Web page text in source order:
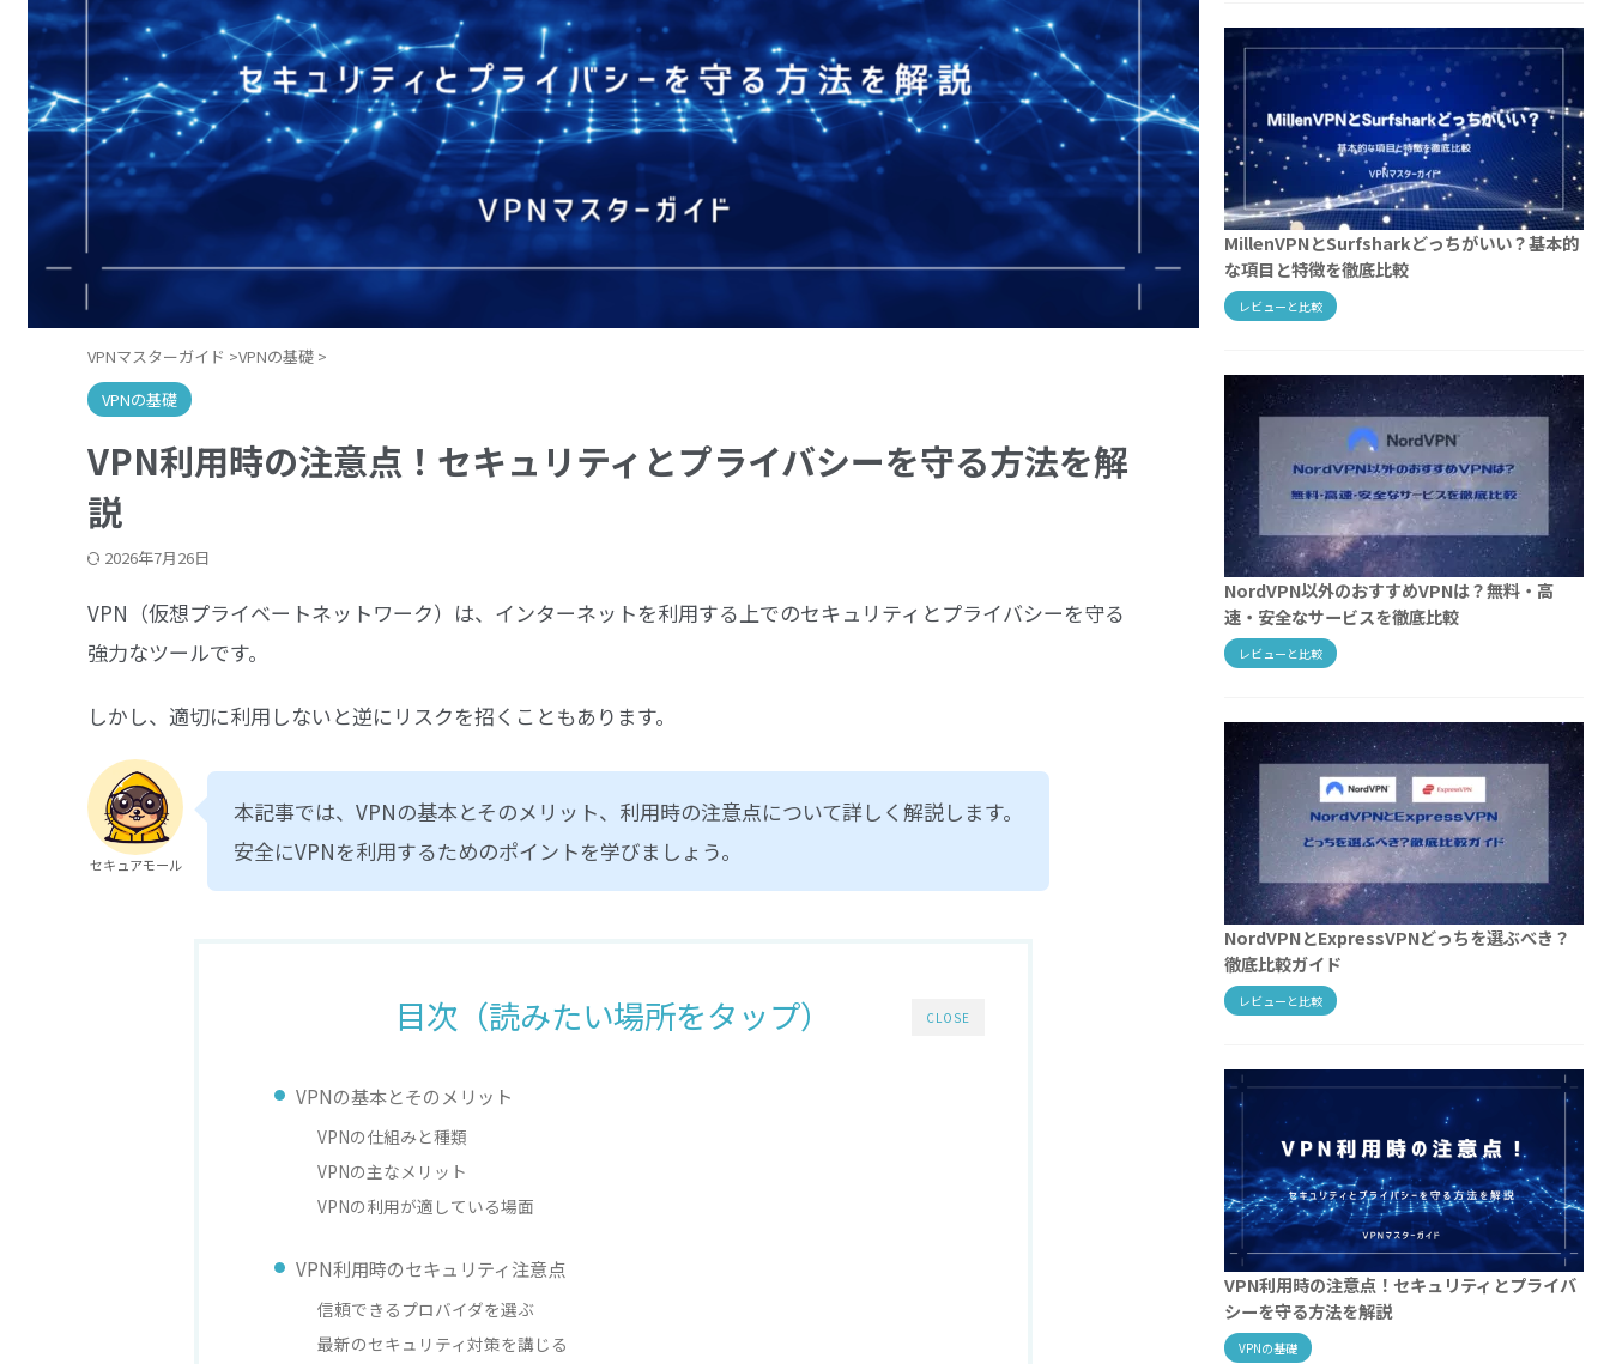
VPNマスターガイド >VPNの基礎 >
VPNの基礎
VPN利用時の注意点！セキュリティとプライバシーを守る方法を解
説
2026年7月26日
VPN（仮想プライベートネットワーク）は、インターネットを利用する上でのセキュリティとプライバシーを守る
強力なツールです。
しかし、適切に利用しないと逆にリスクを招くこともあります。
セキュアモール
本記事では、VPNの基本とそのメリット、利用時の注意点について詳しく解説します。
安全にVPNを利用するためのポイントを学びましょう。
CLOSE
目次（読みたい場所をタップ）
VPNの基本とそのメリット
VPNの仕組みと種類
VPNの主なメリット
VPNの利用が適している場面
VPN利用時のセキュリティ注意点
信頼できるプロバイダを選ぶ
最新のセキュリティ対策を講じる
MillenVPNとSurfsharkどっちがいい？基本的
な項目と特徴を徹底比較
レビューと比較
NordVPN以外のおすすめVPNは？無料・高
速・安全なサービスを徹底比較
レビューと比較
NordVPNとExpressVPNどっちを選ぶべき？
徹底比較ガイド
レビューと比較
VPN利用時の注意点！セキュリティとプライバ
シーを守る方法を解説
VPNの基礎